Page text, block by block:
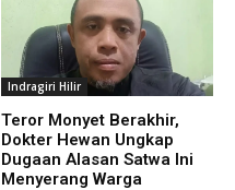
Indragiri Hilir
Teror Monyet Berakhir,
Dokter Hewan Ungkap
Dugaan Alasan Satwa Ini
Menyerang Warga